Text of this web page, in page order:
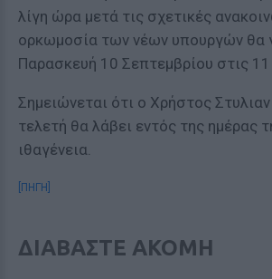
λίγη ώρα μετά τις σχετικές
ορκωμοσία των νέων υπουργών θα
Παρασκευή 10 Σεπτεμβρίου στις
Σημειώνεται ότι ο Χρήστος
τελετή θα λάβει εντός της ημέρας
ιθαγένεια.
[ΠΗΓΗ]
ΔΙΑΒΑΣΤΕ ΑΚΟΜΗ